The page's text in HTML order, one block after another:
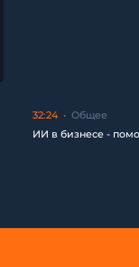
32:24
Общее
ИИ в бизнесе -